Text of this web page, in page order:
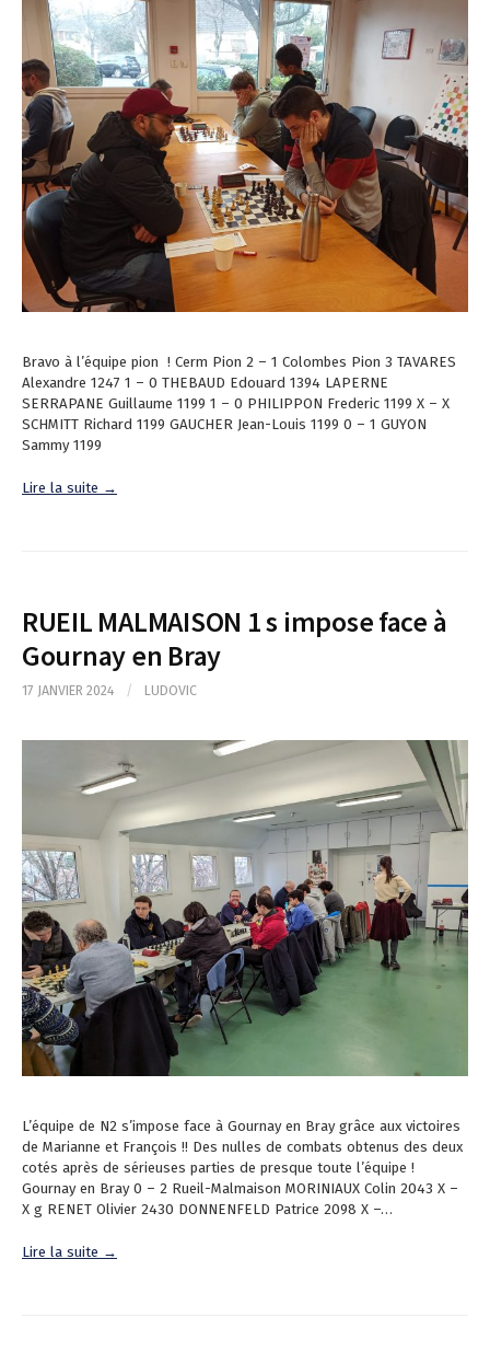
Bravo à l’équipe pion ! Cerm Pion 2 – 1 Colombes Pion 3 TAVARES
Alexandre 1247 1 – 0 THEBAUD Edouard 1394 LAPERNE
SERRAPANE Guillaume 1199 1 – 0 PHILIPPON Frederic 1199 X – X
SCHMITT Richard 1199 GAUCHER Jean-Louis 1199 0 – 1 GUYON
Sammy 1199
Lire la suite →
RUEIL MALMAISON 1 s impose face à
Gournay en Bray
17 JANVIER 2024 / LUDOVIC
L’équipe de N2 s’impose face à Gournay en Bray grâce aux victoires
de Marianne et François !! Des nulles de combats obtenus des deux
cotés après de sérieuses parties de presque toute l’équipe !
Gournay en Bray 0 – 2 Rueil-Malmaison MORINIAUX Colin 2043 X –
X g RENET Olivier 2430 DONNENFELD Patrice 2098 X –…
Lire la suite →